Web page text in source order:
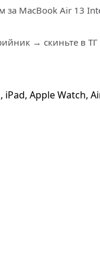
за MacBook Air 13
→ скиньте в
Apple